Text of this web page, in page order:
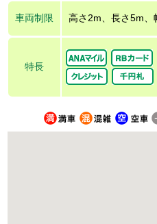
車両制限 高さ2m、長さ5m、
特長